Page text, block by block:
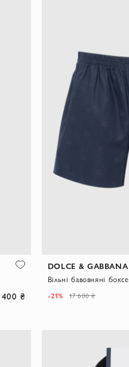
400 ₴
DOLCE & GABBANA
-21% 17 600 ₴